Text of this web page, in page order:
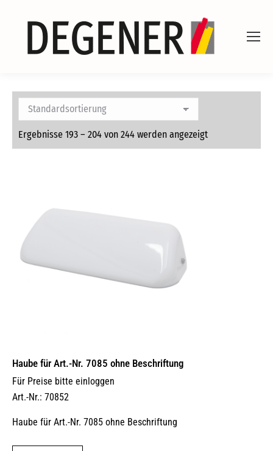
Ergebnisse 193 – 204 von 244 werden angezeigt
Haube für Art.-Nr. 7085 ohne Beschriftung
Für Preise bitte einloggen
Art.-Nr.: 70852
Haube für Art.-Nr. 7085 ohne Beschriftung